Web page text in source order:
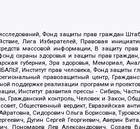
Фонд защиты прав граждан
Лига Избирателей, Правовая
массовой информации, В защиту
охраны здоровья и защиты прав
губерния, Эра здоровья, Мемориал,
Институт прав человека, Фонд защиты
правозащитный центр,
реализации программ и
Институт развития прессы - Сибирь,
контроль, Человек и Закон,
Общественный вердикт, Евразийская
Сидорович Ольга Борисовна,
Дугин Сергей Георгиевич, Аверин
Пономарев Лев Александрович, Созаев